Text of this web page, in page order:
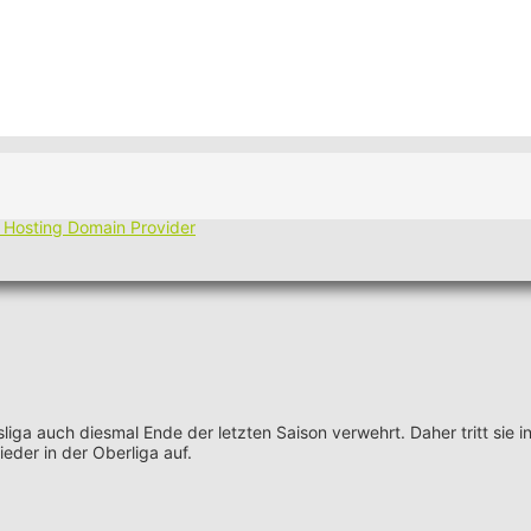
auch diesmal Ende der letzten Saison verwehrt. Daher tritt sie
in der Oberliga auf.